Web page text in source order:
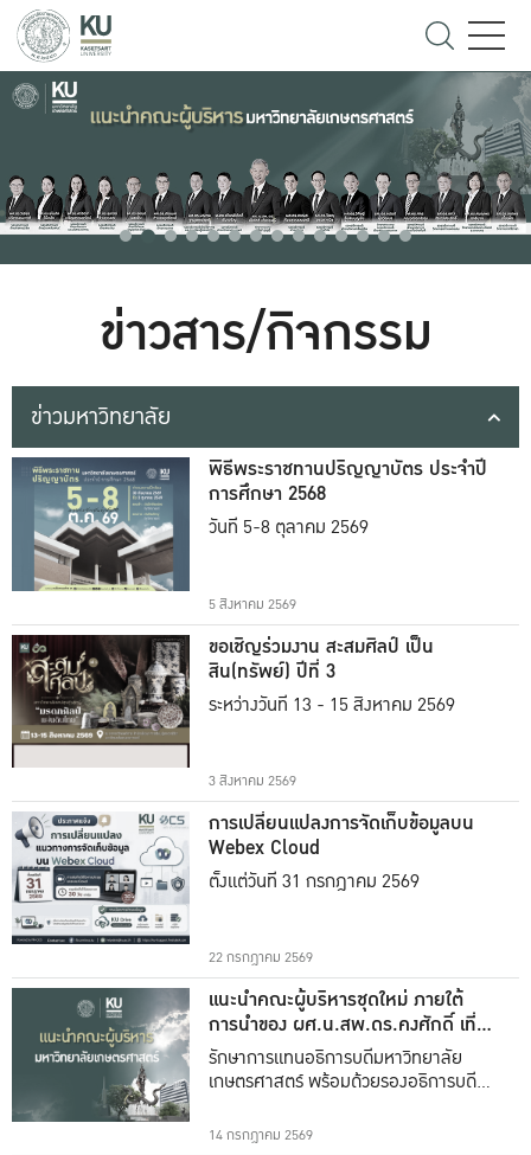
ข่าวสาร/กิจกรรม
ข่าวมหาวิทยาลัย
พิธีพระราชทานปริญญาบัตร ประจำปี
การศึกษา 2568
วันที่ 5-8 ตุลาคม 2569
5 สิงหาคม 2569
ขอเชิญร่วมงาน สะสมศิลป์ เป็น
สิน(ทรัพย์) ปีที่ 3
ระหว่างวันที่ 13 - 15 สิงหาคม 2569
3 สิงหาคม 2569
การเปลี่ยนแปลงการจัดเก็บข้อมูลบน
Webex Cloud
ตั้งแต่วันที่ 31 กรกฎาคม 2569
22 กรกฎาคม 2569
แนะนำคณะผู้บริหารชุดใหม่ ภายใต้
การนำของ ผศ.น.สพ.ดร.คงศักดิ์ เที่ยง
ธรรม
รักษาการแทนอธิการบดีมหาวิทยาลัย
เกษตรศาสตร์ พร้อมด้วยรองอธิการบดีทั้ง
14 กรกฎาคม 2569